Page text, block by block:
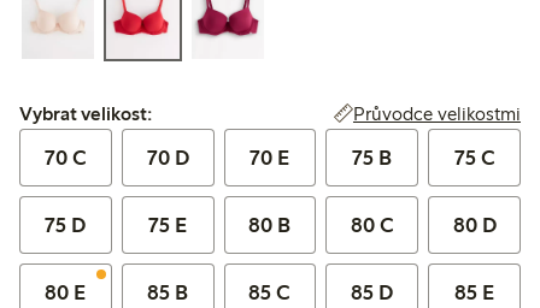
Vybrat velikost:
Vybrat velikost: Průvodce velikostmi
70 C 70 D 70 E 75 B 75 C
75 D 75 E 80 B 80 C 80 D
80 E 85 B 85 C 85 D 85 E